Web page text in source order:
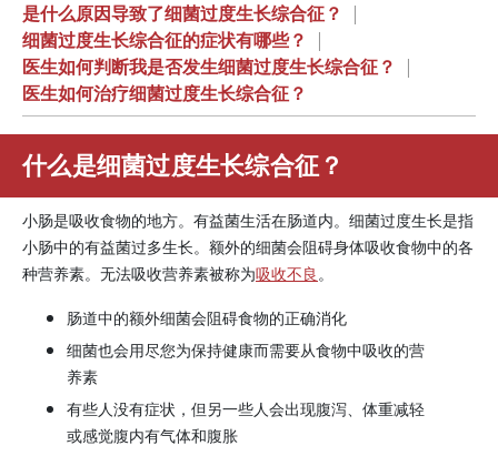
是什么原因导致了细菌过度生长综合征？
|
细菌过度生长综合征的症状有哪些？
|
医生如何判断我是否发生细菌过度生长综合征？
|
医生如何治疗细菌过度生长综合征？
什么是细菌过度生长综合征？
小肠是吸收食物的地方。有益菌生活在肠道内。细菌过度生长是指
小肠中的有益菌过多生长。额外的细菌会阻碍身体吸收食物中的各
种营养素。无法吸收营养素被称为吸收不良。
肠道中的额外细菌会阻碍食物的正确消化
细菌也会用尽您为保持健康而需要从食物中吸收的营
养素
有些人没有症状，但另一些人会出现腹泻、体重减轻
或感觉腹内有气体和腹胀